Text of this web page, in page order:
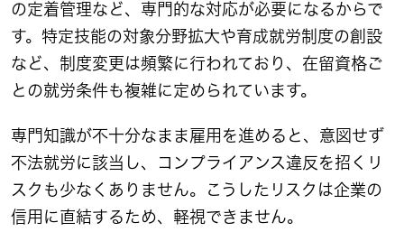
の定着管理など、専門的な対応が必要になるからで
す。特定技能の対象分野拡大や育成就労制度の創設
など、制度変更は頻繁に行われており、在留資格ご
との就労条件も複雑に定められています。
専門知識が不十分なまま雇用を進めると、意図せず
不法就労に該当し、コンプライアンス違反を招くリ
スクも少なくありません。こうしたリスクは企業の
信用に直結するため、軽視できません。